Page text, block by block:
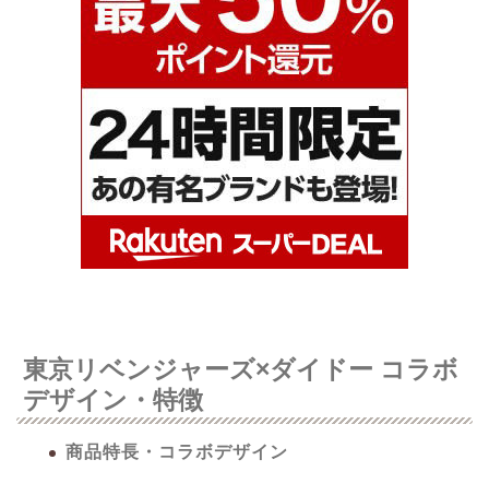
東京リベンジャーズ×ダイドー コラボ
デザイン・特徴
商品特長・コラボデザイン